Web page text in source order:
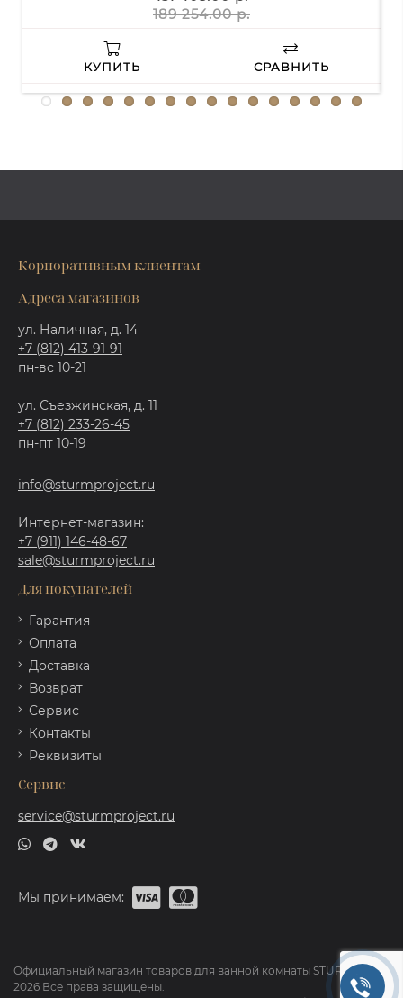
189 254.00 р.
КУПИТЬ СРАВНИТЬ
Корпоративным клиентам
Адреса магазинов
ул. Наличная, д. 14
+7 (812) 413-91-91
пн-вс 10-21
ул. Съезжинская, д. 11
+7 (812) 233-26-45
пн-пт 10-19
info@sturmproject.ru
Интернет-магазин:
+7 (911) 146-48-67
sale@sturmproject.ru
Для покупателей
Гарантия
Оплата
Доставка
Возврат
Сервис
Контакты
Реквизиты
Сервис
service@sturmproject.ru
Мы принимаем:
Официальный магазин товаров для ванной комнаты STURM ©
2026 Все права защищены.